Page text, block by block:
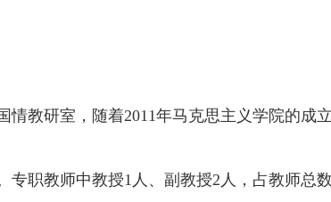
教研室，随着2011年马克思主义学院的成
职教师中教授1人、副教授2人，占教师总